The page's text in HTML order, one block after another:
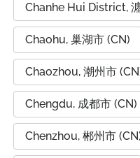
Chanhe Hui District,
Chaohu, 巢湖市 (CN)
Chaozhou, 潮州市
Chengdu, 成都市 (CN)
Chenzhou, 郴州市